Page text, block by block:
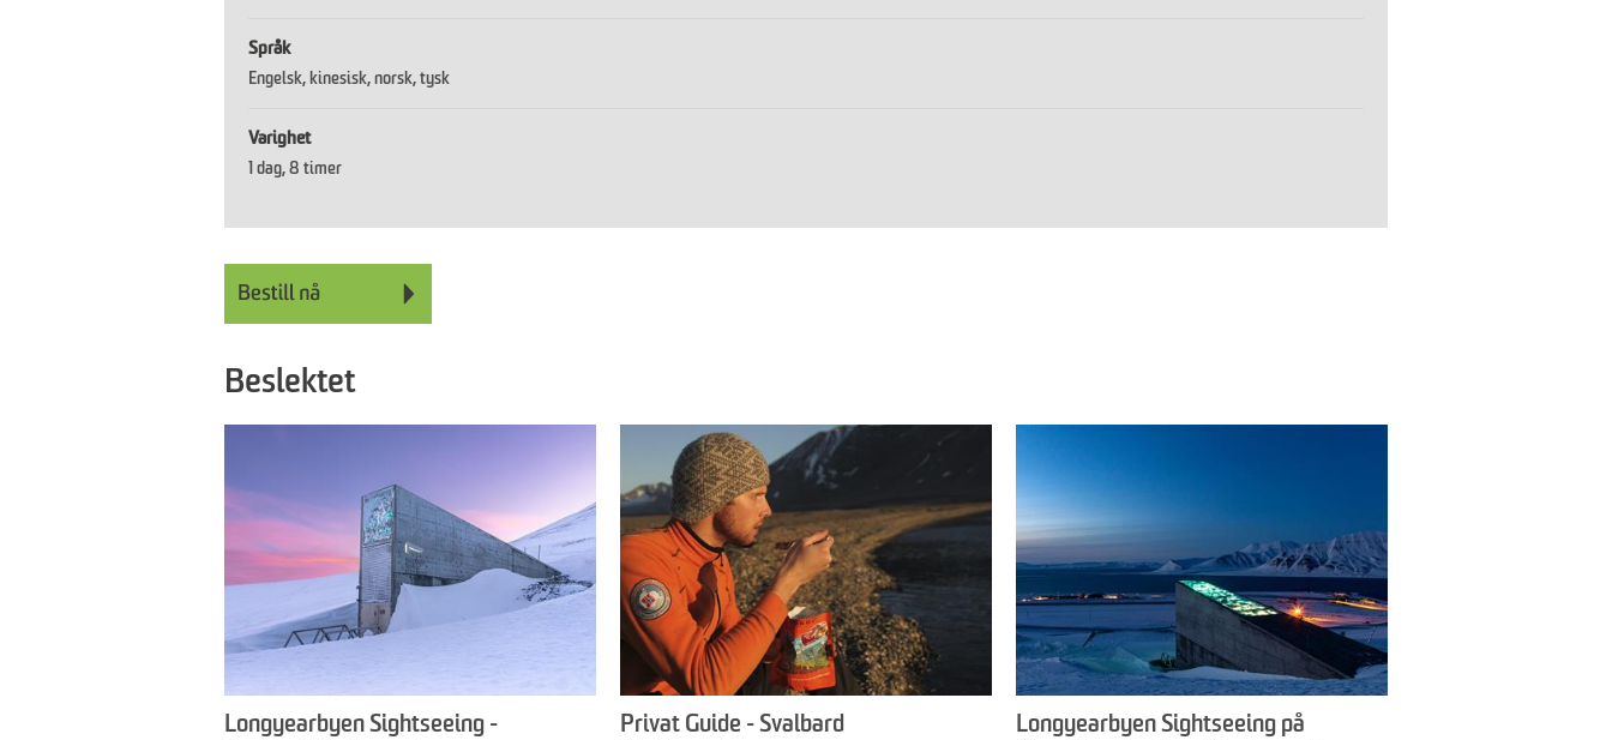
Språk
Engelsk kinesisk norsk tysk
Varighet
1 dag 8 timer
Beslektet
Longyearbyen Sightseeing -
Privat Guide - Svalbard
Longyearbyen Sightseeing på